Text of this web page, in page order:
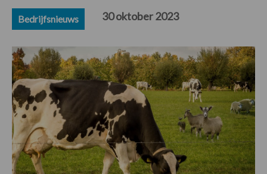
Bedrijfsnieuws 30 oktober 2023